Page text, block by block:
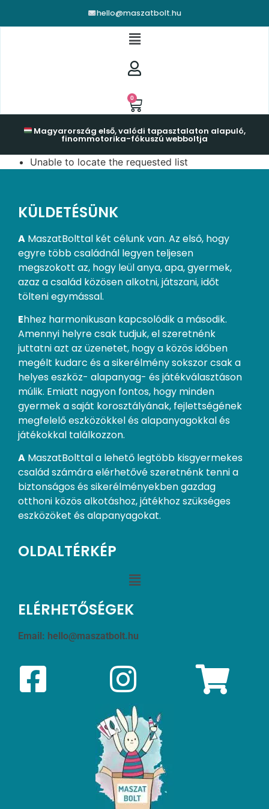
hello@maszatbolt.hu
0
Magyarország első, valódi tapasztalaton alapuló,
finommotorika-fókuszú webboltja
Unable to locate the requested list
KÜLDETÉSÜNK
A MaszatBolttal két célunk van. Az első, hogy
egyre több családnál legyen teljesen
megszokott az, hogy leül anya, apa, gyermek,
azaz a család közösen alkotni, játszani, időt
tölteni egymással.
Ehhez harmonikusan kapcsolódik a második.
Amennyi helyre csak tudjuk, el szeretnénk
juttatni azt az üzenetet, hogy a közös időben
megélt kudarc és a sikerélmény sokszor csak a
helyes eszköz- alapanyag- és játékválasztáson
múlik. Emiatt nagyon fontos, hogy minden
gyermek a saját korosztályának, fejlettségének
megfelelő eszközökkel és alapanyagokkal és
játékokkal találkozzon.
A MaszatBolttal a lehető legtöbb kisgyermekes
család számára elérhetővé szeretnénk tenni a
biztonságos és sikerélményekben gazdag
otthoni közös alkotáshoz, játékhoz szükséges
eszközöket és alapanyagokat.
OLDALTÉRKÉP
ELÉRHETŐSÉGEK
Email: hello@maszatbolt.hu